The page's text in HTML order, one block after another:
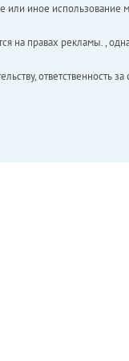
иное использование
правах рекламы. ,
ответственность